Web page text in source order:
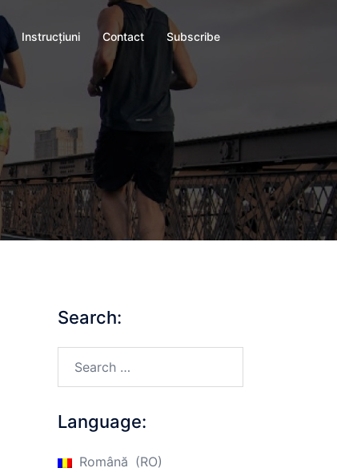
Instrucţiuni Contact Subscribe
Search:
Language:
Română
RO